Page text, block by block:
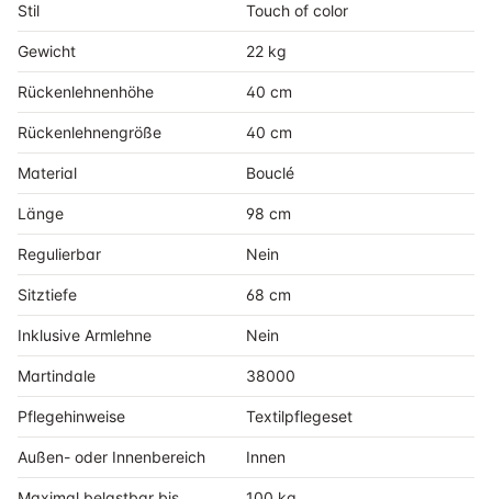
Stil Touch of color
Gewicht 22 kg
Rückenlehnenhöhe 40 cm
Rückenlehnengröße 40 cm
Material Bouclé
Länge 98 cm
Regulierbar Nein
Sitztiefe 68 cm
Inklusive Armlehne Nein
Martindale 38000
Pflegehinweise Textilpflegeset
Außen- oder Innenbereich Innen